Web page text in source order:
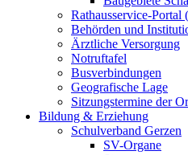
Rathausservice-Portal
Behörden und
Ärztliche Versorgung
Notruftafel
Busverbindungen
Geografische Lage
Sitzungstermine der
Bildung & Erziehung
Schulverband Gerzen
SV-Organe